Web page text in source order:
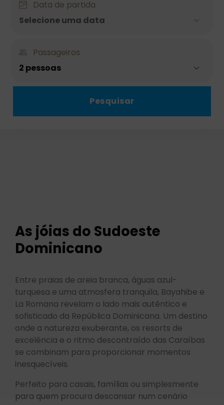
Data de partida
Selecione uma data
Passageiros
2 pessoas
Pesquisar
As jóias do Sudoeste
Dominicano
Entre praias de areia branca, águas azul-
turquesa e uma atmosfera tranquila, Bayahibe e
La Romana revelam o lado mais autêntico e
sofisticado da República Dominicana. Um destino
onde a natureza exuberante, os resorts de
excelência e o ritmo descontraído das Caraíbas
se combinam para proporcionar momentos
inesquecíveis.
Perfeito para casais, famílias ou simplesmente
para quem procura descansar num cenário